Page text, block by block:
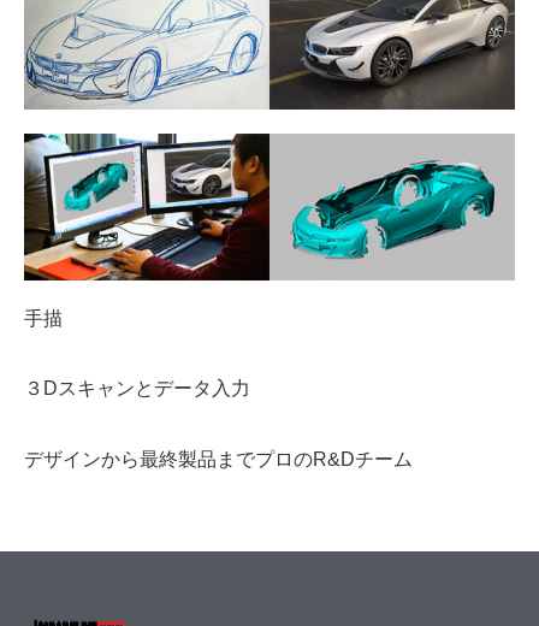
手描
３Dスキャンとデータ入力
デザインから最終製品までプロのR&Dチーム